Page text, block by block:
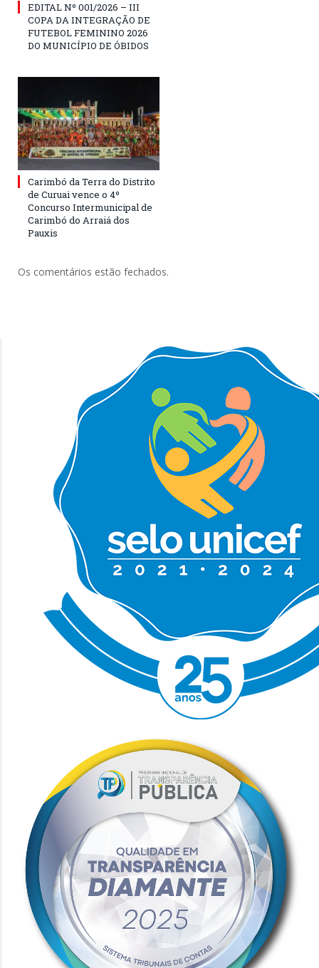
EDITAL Nº 001/2026 – III
COPA DA INTEGRAÇÃO DE
FUTEBOL FEMININO 2026
DO MUNICÍPIO DE ÓBIDOS
Carimbó da Terra do Distrito
de Curuai vence o 4º
Concurso Intermunicipal de
Carimbó do Arraiá dos
Pauxis
Os comentários estão fechados.